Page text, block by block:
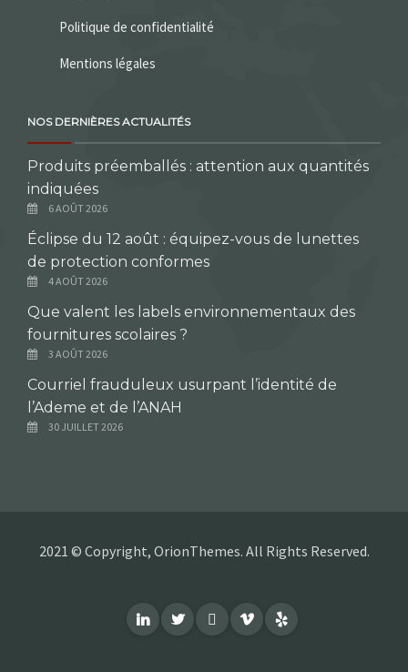
Politique de confidentialité
Mentions légales
NOS DERNIÈRES ACTUALITÉS
Produits préemballés : attention aux quantités
indiquées
6 AOÛT 2026
Éclipse du 12 août : équipez-vous de lunettes
de protection conformes
4 AOÛT 2026
Que valent les labels environnementaux des
fournitures scolaires ?
3 AOÛT 2026
Courriel frauduleux usurpant l’identité de
l’Ademe et de l’ANAH
30 JUILLET 2026
2021 © Copyright, OrionThemes. All Rights Reserved.